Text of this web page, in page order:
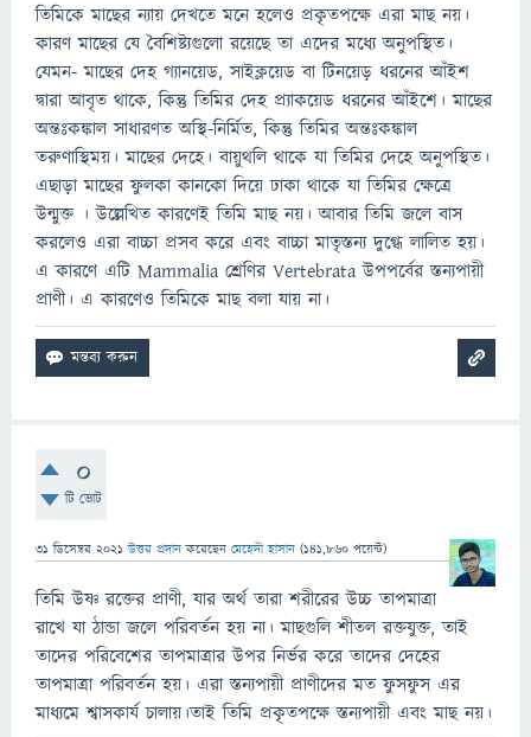
তিমিকে মাছের ন্যায় দেখতে মনে হলেও প্রকৃতপক্ষে এরা মাছ নয়।
কারণ মাছের যে বৈশিষ্ট্যগুলাে রয়েছে তা এদের মধ্যে অনুপস্থিত।
যেমন- মাছের দেহ গ্যানয়েড, সাইক্লয়েড বা টিনয়েড় ধরনের আঁইশ
দ্বারা আবৃত থাকে, কিন্তু তিমির দেহ প্র্যাকয়েড ধরনের আঁইশে। মাছের
অন্তঃকঙ্কাল সাধারণত অস্থি-নির্মিত, কিন্তু তিমির অন্তঃকঙ্কাল
তরুণাস্থিময়। মাছের দেহে। বায়ুথলি থাকে যা তিমির দেহে অনুপস্থিত।
এছাড়া মাছের ফুলকা কানকো দিয়ে ঢাকা থাকে যা তিমির ক্ষেত্রে
উন্মুক্ত । উল্লেখিত কারণেই তিমি মাছ নয়। আবার তিমি জলে বাস
করলেও এরা বাচ্চা প্রসব করে এবং বাচ্চা মাতৃস্তন্য দুগ্ধে লালিত হয়।
এ কারণে এটি Mammalia শ্রেণির Vertebrata উপপর্বের স্তন্যপায়ী
প্রাণী। এ কারণেও তিমিকে মাছ বলা যায় না।
0
টি ভোট
31 ডিসেম্বর 2021 উত্তর প্রদান করেছেন মেহেদী হাসান (141,860 পয়েন্ট)
তিমি উষ্ণ রক্তের প্রাণী, যার অর্থ তারা শরীরের উচ্চ তাপমাত্রা
রাখে যা ঠান্ডা জলে পরিবর্তন হয় না। মাছগুলি শীতল রক্তযুক্ত, তাই
তাদের পরিবেশের তাপমাত্রার উপর নির্ভর করে তাদের দেহের
তাপমাত্রা পরিবর্তন হয়। এরা স্তন্যপায়ী প্রাণীদের মত ফুসফুস এর
মাধ্যমে শ্বাসকার্য চালায়।তাই তিমি প্রকৃতপক্ষে স্তন্যপায়ী এবং মাছ নয়।